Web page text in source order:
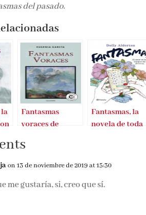
del pasado.
Fantasmas
voraces de
Fantasmas, la
novela de toda
on 13 de noviembre de 2019 at 15:30
me gustaría, si, creo que sí.